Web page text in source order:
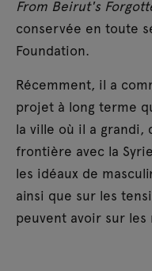
From Beirut's
conservée en toute
Foundation.
Récemment, il a
projet à long terme
la ville où il a grandi,
frontière avec la
les idéaux de
ainsi que sur les
peuvent avoir sur